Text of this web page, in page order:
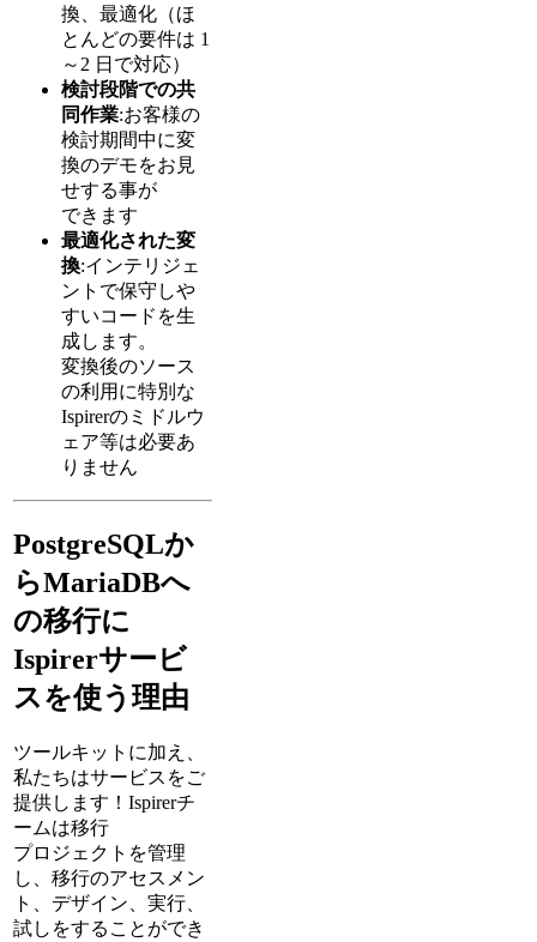
換、最適化（ほ
とんどの要件は 1
～2 日で対応）
検討段階での共
同作業:お客様の
検討期間中に変
換のデモをお見
せする事が
できます
最適化された変
換:インテリジェ
ントで保守しや
すいコードを生
成します。
変換後のソース
の利用に特別な
Ispirerのミドルウ
ェア等は必要あ
りません
PostgreSQLか
らMariaDBへ
の移行に
Ispirerサービ
スを使う理由
ツールキットに加え、
私たちはサービスをご
提供します！Ispirerチ
ームは移行
プロジェクトを管理
し、移行のアセスメン
ト、デザイン、実行、
試しをすることができ